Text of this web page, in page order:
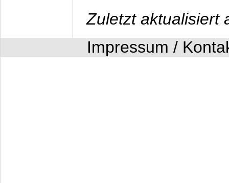
Zuletzt aktualisiert
Impressum /